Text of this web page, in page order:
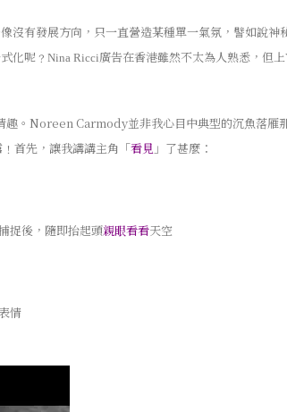
沒有發展方向，只一直營造某種單一氣氛，譬如說
化呢﹖ Nina Ricci廣告在香港雖然不太為人熟悉，但上
趣。Noreen Carmody並非我心目中典型的沉魚落
首先，讓我講講主角「看見 」了甚麼：
捉後，隨即抬起頭親眼看看天空
情